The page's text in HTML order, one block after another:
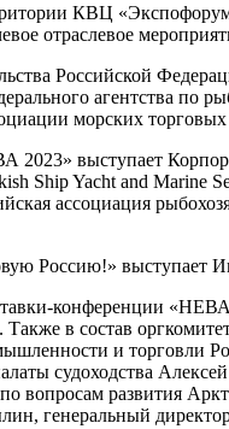
КВЦ
отраслевое
Российской
агентства по
морских
2023» выступает
Yacht and Marine
ассоциация
Россию!» выступает
конференции
Также в состав
и
судоходства
вопросам развития
генеральный